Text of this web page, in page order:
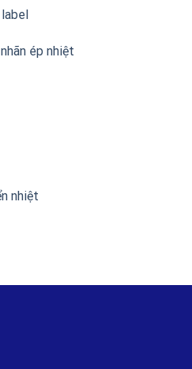
ép nhiệt
nhiệt